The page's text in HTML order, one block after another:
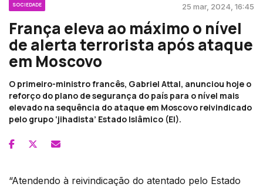
SOCIEDADE 25 mar, 2024, 16:45
França eleva ao máximo o nível
de alerta terrorista após ataque
em Moscovo
O primeiro-ministro francês, Gabriel Attal, anunciou hoje o
reforço do plano de segurança do país para o nível mais
elevado na sequência do ataque em Moscovo reivindicado
pelo grupo ‘jihadista’ Estado Islâmico (EI).
“Atendendo à reivindicação do atentado pelo Estado